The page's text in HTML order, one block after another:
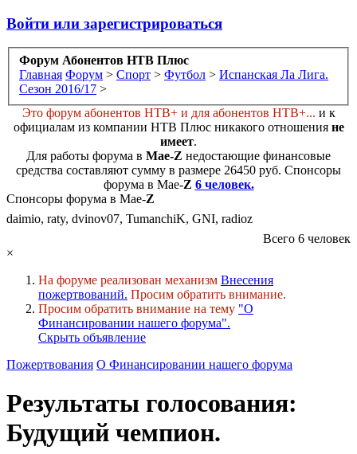
Войти или зарегистрироваться
Форум Абонентов НТВ Плюс
Главная Форум > Спорт > Футбол > Испанская Ла Лига.
Сезон 2016/17 >
Это форум абонентов НТВ+ и для абонентов НТВ+... и к
официалам из компании НТВ Плюс никакого отношения не
имеет.
Для работы форума в Мае-Z недостающие финансовые
средства составляют сумму в размере 26450 руб. Cпонсоры
форума в Мае-Z 6 человек.
Спонсоры форума в Мае-Z
daimio, raty, dvinov07, TumanchiK, GNI, radioz
Всего 6 человек
×
На форуме реализован механизм Внесения
пожертвований. Просим обратить внимание.
Просим обратить внимание на тему "О
Финансировании нашего форума".
Скрыть объявление
Пожертвования О Финансировании нашего форума
Результаты голосования:
Будущий чемпион.